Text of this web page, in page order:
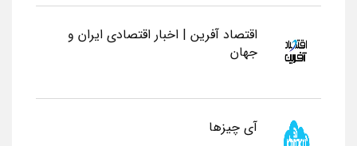
اقتصاد آفرین | اخبار اقتصادی ایران و
جهان
آی چیزها